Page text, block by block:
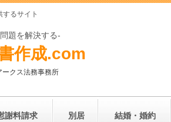
るサイト
題を解決する-
作成.com
ークス法務事務所
謝料請求 別居 結婚・婚約